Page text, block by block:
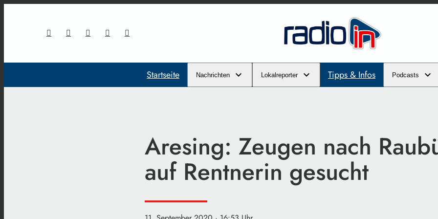
Startseite Nachrichten Lokalreporter Tipps & Infos Podcasts
Aresing: Zeugen nach
auf Rentnerin gesucht